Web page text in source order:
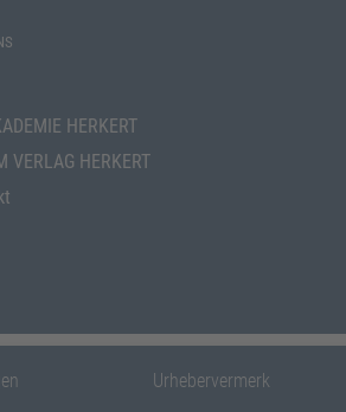
HERKERT
VERLAG HERKERT
Urhebervermerk